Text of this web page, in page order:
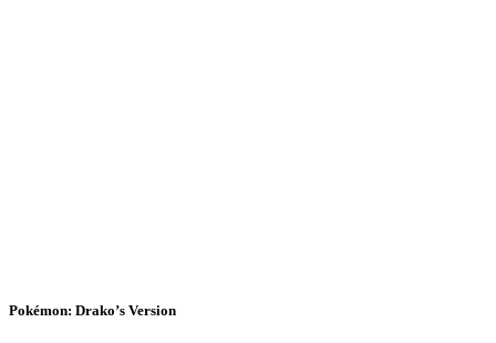
Pokémon: Drako’s Version